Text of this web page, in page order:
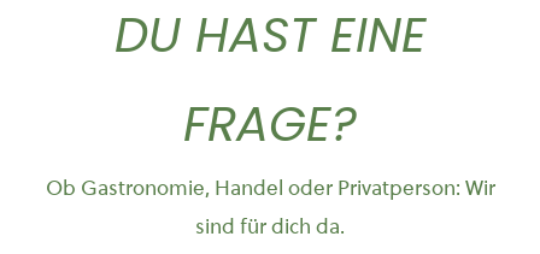
DU HAST EINE
FRAGE?
Ob Gastronomie, Handel oder Privatperson: Wir
sind für dich da.